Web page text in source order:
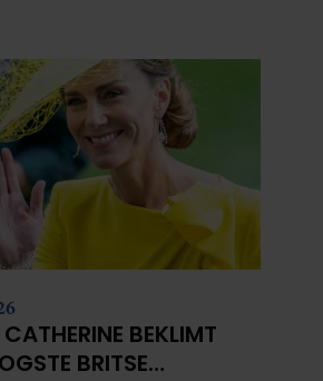
CATHERINE BEKLIMT
BRITSE